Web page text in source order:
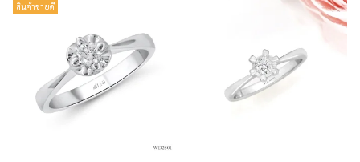
สินค้าขายดี